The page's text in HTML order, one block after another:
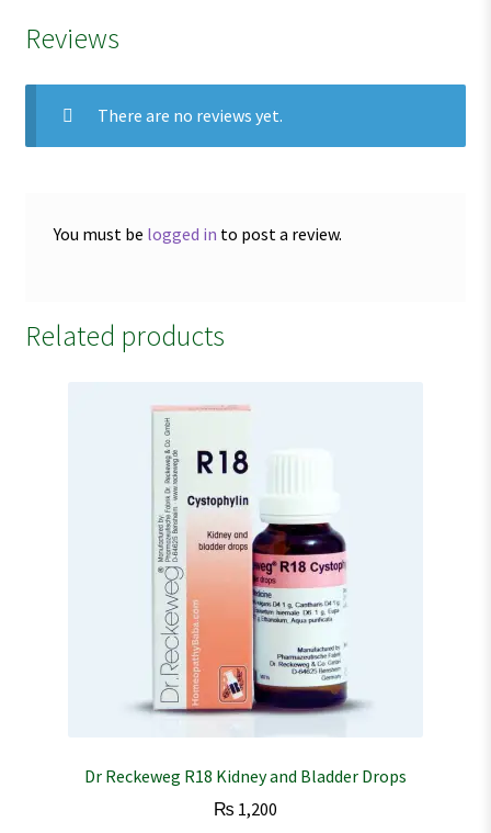
Reviews
There are no reviews yet.
You must be logged in to post a review.
Related products
Dr Reckeweg R18 Kidney and Bladder Drops
₨ 1,200